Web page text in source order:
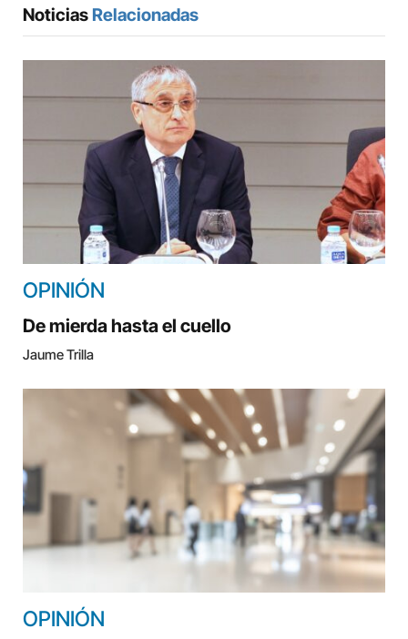
Noticias Relacionadas
OPINIÓN
De mierda hasta el cuello
Jaume Trilla
OPINIÓN